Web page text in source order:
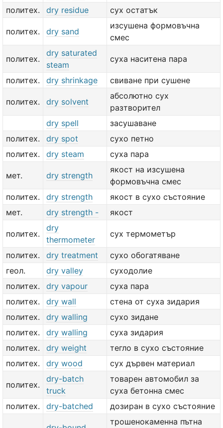
политех.
dry residue сух остатък
политех. dry sand
изсушена формовъчна
смес
политех.
dry saturated
steam
суха наситена пара
политех. dry shrinkage свиване при сушене
политех. dry solvent
абсолютно сух
разтворител
dry spell
засушаване
политех.
dry spot
сухо петно
политех.
dry steam суха пара
мет. dry strength
якост на изсушена
формовъчна смес
политех.
dry strength
якост в сухо състояние
мет.
dry strength - якост
политех.
dry
thermometer
сух термометър
политех. dry treatment
сухо обогатяване
геол.
dry valley
суходолие
политех.
dry vapour
суха пара
политех.
dry wall
стена от суха зидария
политех.
dry walling
сухо зидане
политех.
dry walling
суха зидария
политех.
dry weight
тегло в сухо състояние
политех.
dry wood сух дървен материал
политех.
dry-batch
truck
товарен автомобил за
суха бетонна смес
политех.
dry-batched дозиран в сухо състояние
трошенокаменна пътна